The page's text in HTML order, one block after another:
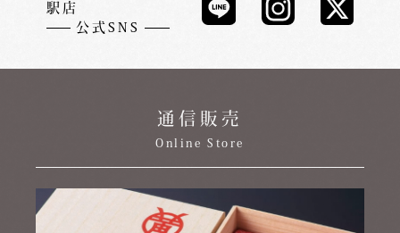
駅店
公式SNS
通信販売
Online Store